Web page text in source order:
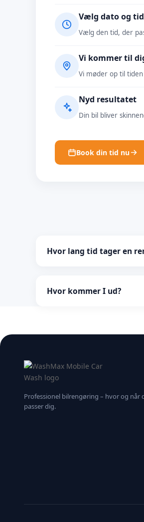
Vælg dato og
Vælg den tid, der
Vi kommer til
Vi møder op til
Nyd resultatet
Din bil bliver
Book din tid nu
Hvor lang tid tager en
tager længere tid.
Hvor kommer I ud?
Professionel bilrengøring – hvor og når
passer dig.